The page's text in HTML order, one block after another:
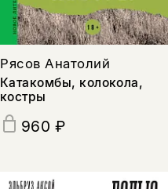
Рясов Анатолий
Катакомбы, колокола,
костры
960 ₽